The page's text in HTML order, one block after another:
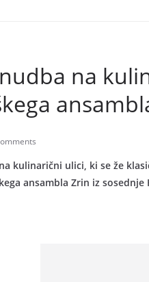
na
kulinarični ulici, ki se že
ansambla Zrin iz sosednje